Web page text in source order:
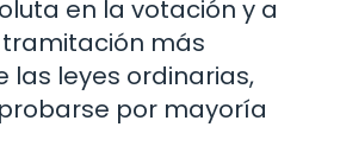
en la votación y a
más
las leyes ordinarias,
por mayoría